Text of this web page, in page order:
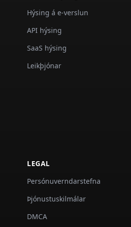
Hýsing á e-verslun
API hýsing
SaaS hýsing
Leikþjónar
LEGAL
Persónuverndarstefna
Þjónustuskilmálar
DMCA